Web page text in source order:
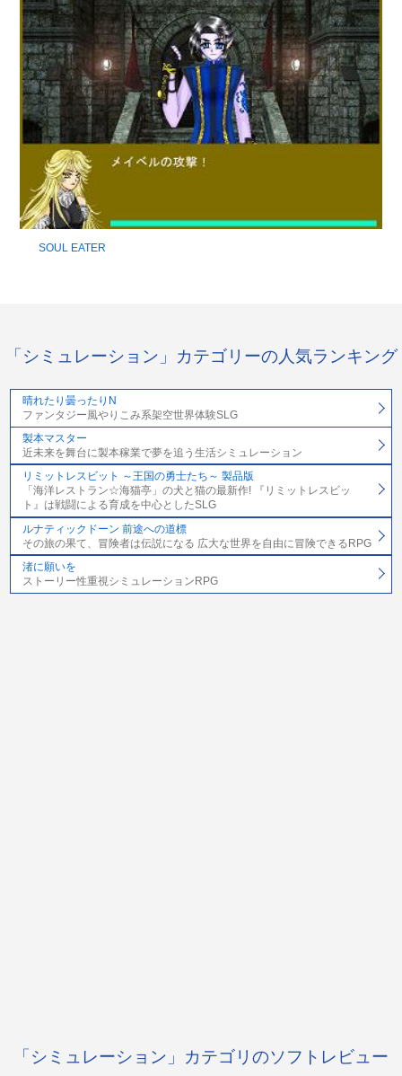
SOUL EATER
「シミュレーション」カテゴリーの人気ランキング
晴れたり曇ったりN
ファンタジー風やりこみ系架空世界体験SLG
製本マスター
近未来を舞台に製本稼業で夢を追う生活シミュレーション
リミットレスビット ～王国の勇士たち～ 製品版
「海洋レストラン☆海猫亭」の犬と猫の最新作! 『リミットレスビッ
ト』は戦闘による育成を中心としたSLG
ルナティックドーン 前途への道標
その旅の果て、冒険者は伝説になる 広大な世界を自由に冒険できるRPG
渚に願いを
ストーリー性重視シミュレーションRPG
「シミュレーション」カテゴリのソフトレビュー